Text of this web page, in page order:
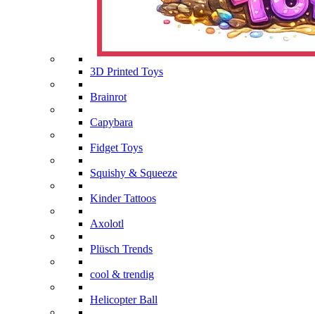
3D Printed Toys
Brainrot
Capybara
Fidget Toys
Squishy & Squeeze
Kinder Tattoos
Axolotl
Plüsch Trends
cool & trendig
Helicopter Ball